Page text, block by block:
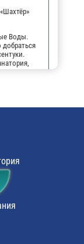
Воды.
или
на